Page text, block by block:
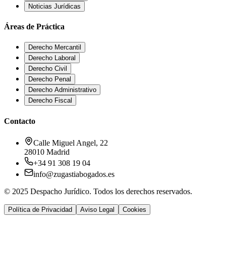
Noticias Jurídicas
Áreas de Práctica
Derecho Mercantil
Derecho Laboral
Derecho Civil
Derecho Penal
Derecho Administrativo
Derecho Fiscal
Contacto
Calle Miguel Angel, 22
28010 Madrid
+34 91 308 19 04
info@zugastiabogados.es
© 2025 Despacho Jurídico. Todos los derechos reservados.
Política de Privacidad Aviso Legal Cookies